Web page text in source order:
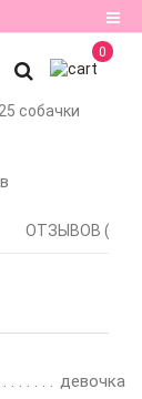
Регистрация
0
собачки
ОТЗЫВОВ (0)
девочка